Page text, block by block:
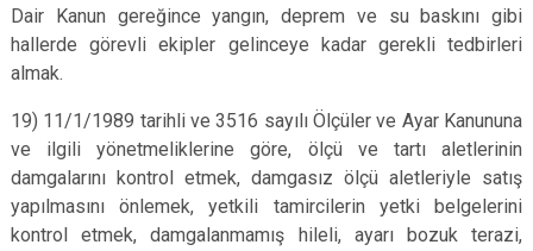
Dair Kanun gereğince yangın, deprem ve su baskını gibi
hallerde görevli ekipler gelinceye kadar gerekli tedbirleri
almak.
19) 11/1/1989 tarihli ve 3516 sayılı Ölçüler ve Ayar Kanununa
ve ilgili yönetmeliklerine göre, ölçü ve tartı aletlerinin
damgalarını kontrol etmek, damgasız ölçü aletleriyle satış
yapılmasını önlemek, yetkili tamircilerin yetki belgelerini
kontrol etmek, damgalanmamış hileli, ayarı bozuk terazi,